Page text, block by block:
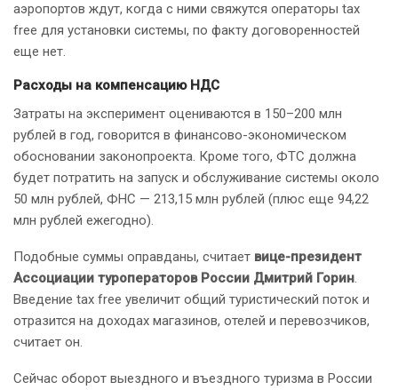
аэропортов ждут, когда с ними свяжутся операторы tax
free для установки системы, по факту договоренностей
еще нет.
Расходы на компенсацию НДС
Затраты на эксперимент оцениваются в 150–200 млн
рублей в год, говорится в финансово-экономическом
обосновании законопроекта. ​Кроме того, ФТС должна
будет потратить на запуск и обслуживание системы около
50 млн рублей, ФНС — 213,15 млн рублей (плюс еще 94,22
млн рублей ежегодно).
Подобные суммы оправданы, считает вице-президент
Ассоциации туроператоров России Дмитрий Горин.
Введение tax free увеличит общий туристический поток и
отразится на доходах магазинов, отелей и перевозчиков,
считает он.
Сейчас оборот выездного и въездного туризма в России